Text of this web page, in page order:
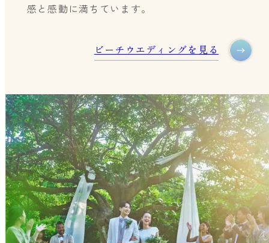
感と感動に満ちています。
ビーチウエディングを見る